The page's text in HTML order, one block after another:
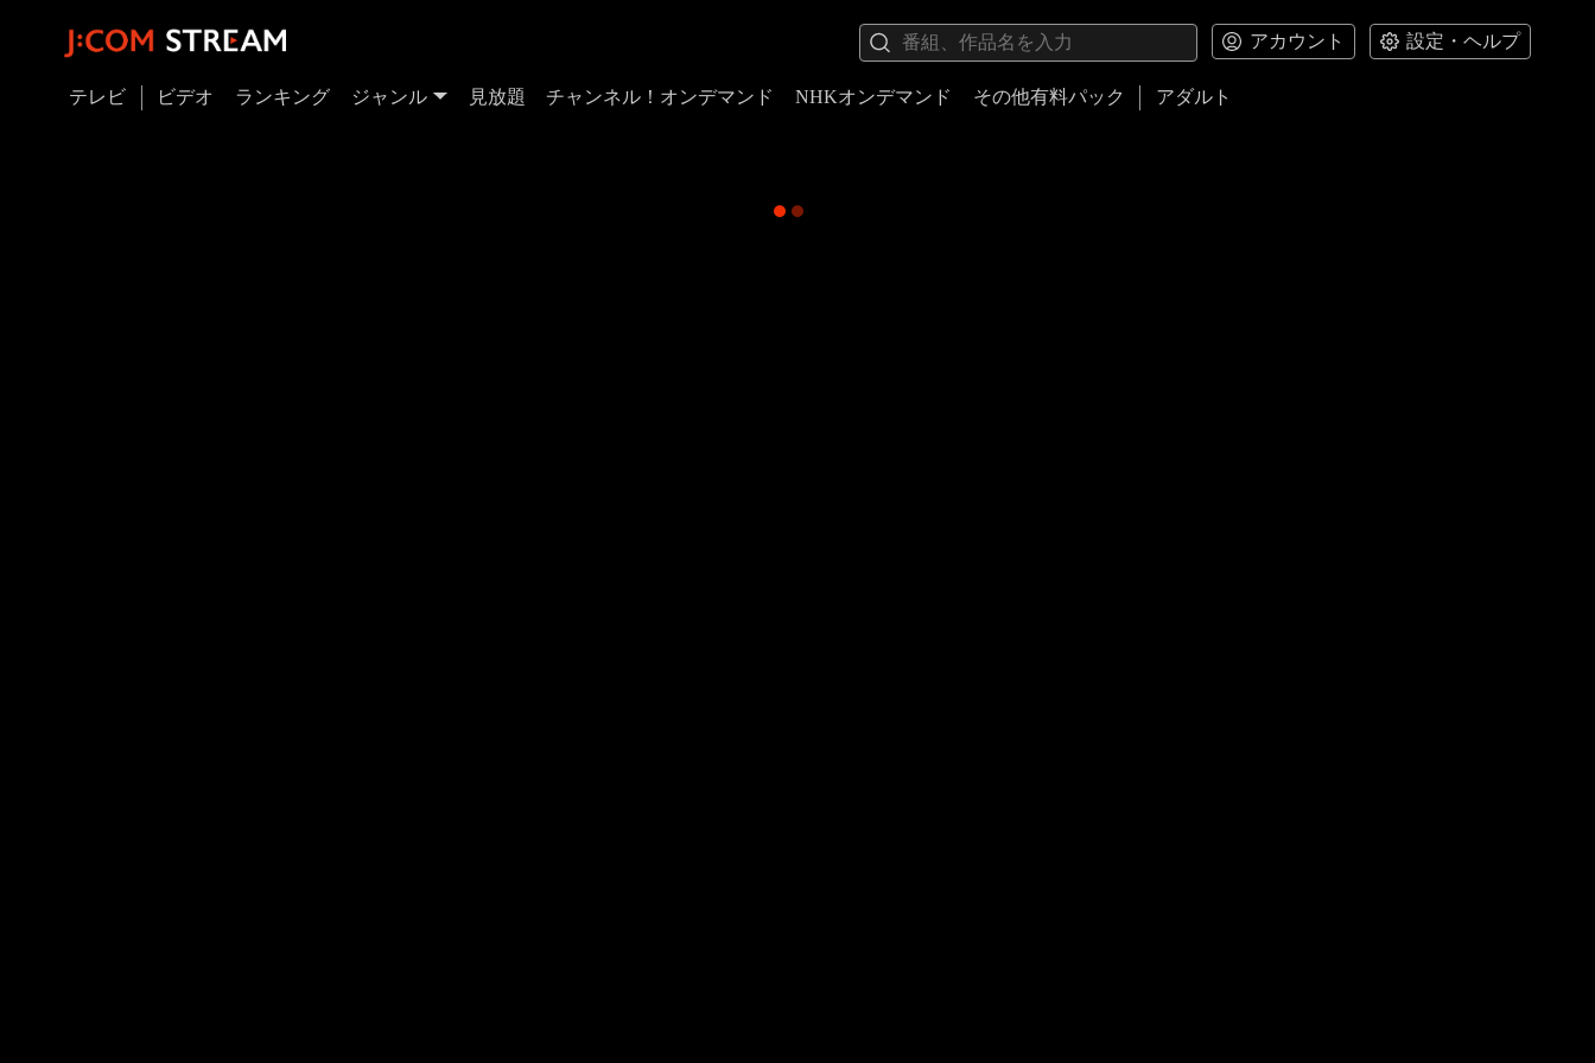
アカウント 設定・ヘルプ
テレビ ビデオ ランキング ジャンル 見放題 チャンネル！オンデマンド NHKオンデマンド その他有料パック アダルト